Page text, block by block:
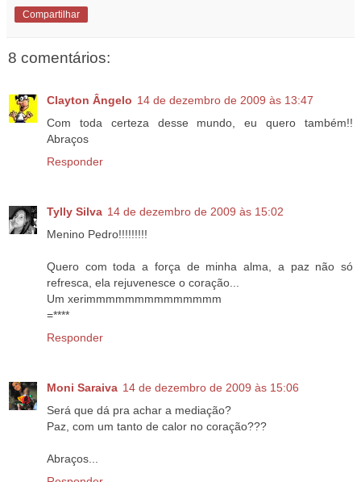
Compartilhar
8 comentários:
Clayton Ângelo 14 de dezembro de 2009 às 13:47
Com toda certeza desse mundo, eu quero também!!
Abraços
Responder
Tylly Silva 14 de dezembro de 2009 às 15:02
Menino Pedro!!!!!!!!!
Quero com toda a força de minha alma, a paz não só
refresca, ela rejuvenesce o coração...
Um xerimmmmmmmmmmmmmm
=****
Responder
Moni Saraiva 14 de dezembro de 2009 às 15:06
Será que dá pra achar a mediação?
Paz, com um tanto de calor no coração???
Abraços...